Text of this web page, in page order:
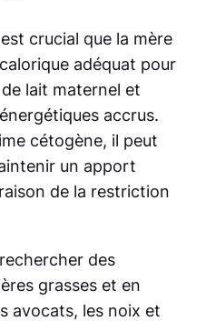
crucial que la mère
adéquat pour
lait maternel et
accrus.
cétogène, il peut
un apport
de la restriction
des
grasses et en
avocats, les noix et